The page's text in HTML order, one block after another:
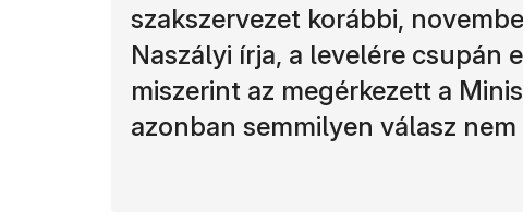
szakszervezet korábbi,
Naszályi írja, a levelére csupán
miszerint az megérkezett a
azonban semmilyen válasz nem